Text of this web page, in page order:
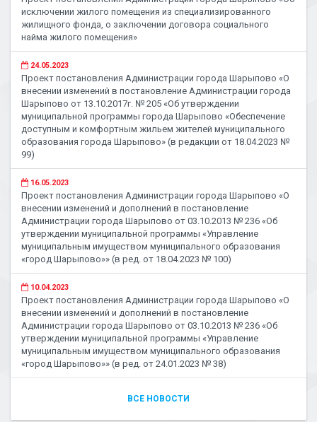
исключении жилого помещения из специализированного
жилищного фонда, о заключении договора социального
найма жилого помещения»
24.05.2023
Проект постановления Администрации города Шарыпово «О
внесении изменений в постановление Администрации города
Шарыпово от 13.10.2017г. № 205 «Об утверждении
муниципальной программы города Шарыпово «Обеспечение
доступным и комфортным жильем жителей муниципального
образования города Шарыпово» (в редакции от 18.04.2023 №
99)
16.05.2023
Проект постановления Администрации города Шарыпово «О
внесении изменений и дополнений в постановление
Администрации города Шарыпово от 03.10.2013 № 236 «Об
утверждении муниципальной программы «Управление
муниципальным имуществом муниципального образования
«город Шарыпово»» (в ред. от 18.04.2023 № 100)
10.04.2023
Проект постановления Администрации города Шарыпово «О
внесении изменений и дополнений в постановление
Администрации города Шарыпово от 03.10.2013 № 236 «Об
утверждении муниципальной программы «Управление
муниципальным имуществом муниципального образования
«город Шарыпово»» (в ред. от 24.01.2023 № 38)
ВСЕ НОВОСТИ